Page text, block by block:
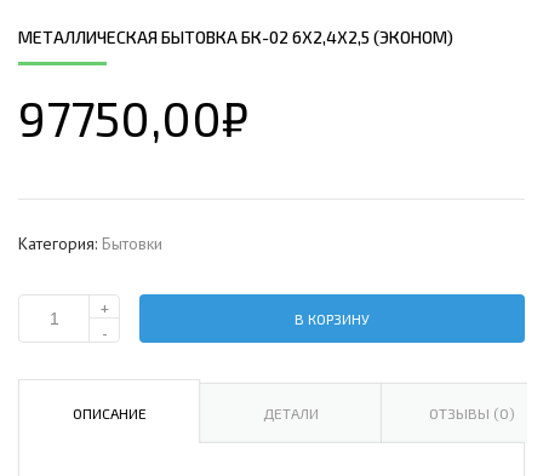
МЕТАЛЛИЧЕСКАЯ БЫТОВКА БК-02 6Х2,4Х2,5 (ЭКОНОМ)
97750,00₽
Категория: Бытовки
Количество
бытовка
+
-
В КОРЗИНУ
ОПИСАНИЕ ДЕТАЛИ ОТЗЫВЫ (0)